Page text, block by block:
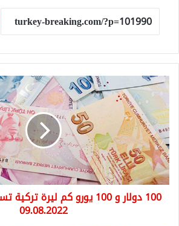
100
دولار
و
100
يورو
كم
ليرة
تركية
تساوي
اليوم
100 دولار و 100 يورو كم ليرة
09.08.2022